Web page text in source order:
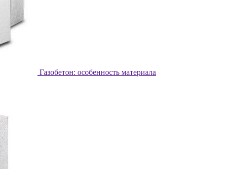
Газобетон: особенность материала